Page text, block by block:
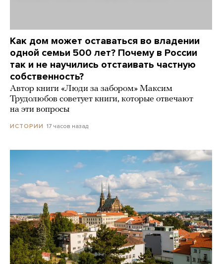
Как дом может оставаться во владении
одной семьи 500 лет? Почему в России
так и не научились отстаивать частную
собственность?
Автор книги «Люди за забором» Максим
Трудолюбов советует книги, которые отвечают
на эти вопросы
ИСТОРИИ 17 часов назад